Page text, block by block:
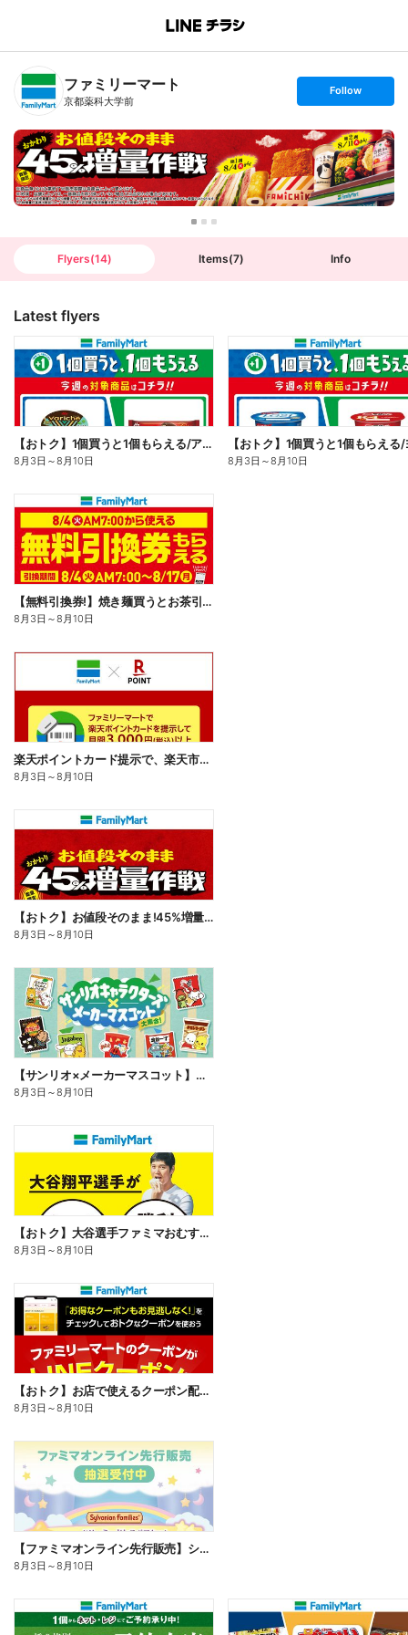
B
n
T
ファミリーマート
京都薬科大学前
s
t
o
l
l
o
w
Follow
Flyers(14) Items(7) Info
Latest flyers
【おトク】1個買うと1個もらえる/アイス
8月3日 ～8月10日 8月3日 ～8月10日
【無料引換券!】焼き麺買うとお茶引換券貰える!
8月3日 ～8月10日
楽天ポイントカード提示で、楽天市場でのお買い物がおトクに!
8月3日 ～8月10日
【おトク】お値段そのまま!45%増量作戦!
8月3日 ～8月10日
【サンリオ×メーカーマスコット】オリジナルグッズ貰える!
8月3日 ～8月10日
【おトク】大谷選手ファミマおむすび割
8月3日 ～8月10日
【おトク】お店で使えるクーポン配信中
8月3日 ～8月10日
【ファミマオンライン先行販売】シルバニアファミリー
8月3日 ～8月10日